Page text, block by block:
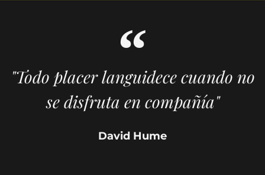
"Todo placer languidece cuando no
se disfruta en compañía"
David Hume